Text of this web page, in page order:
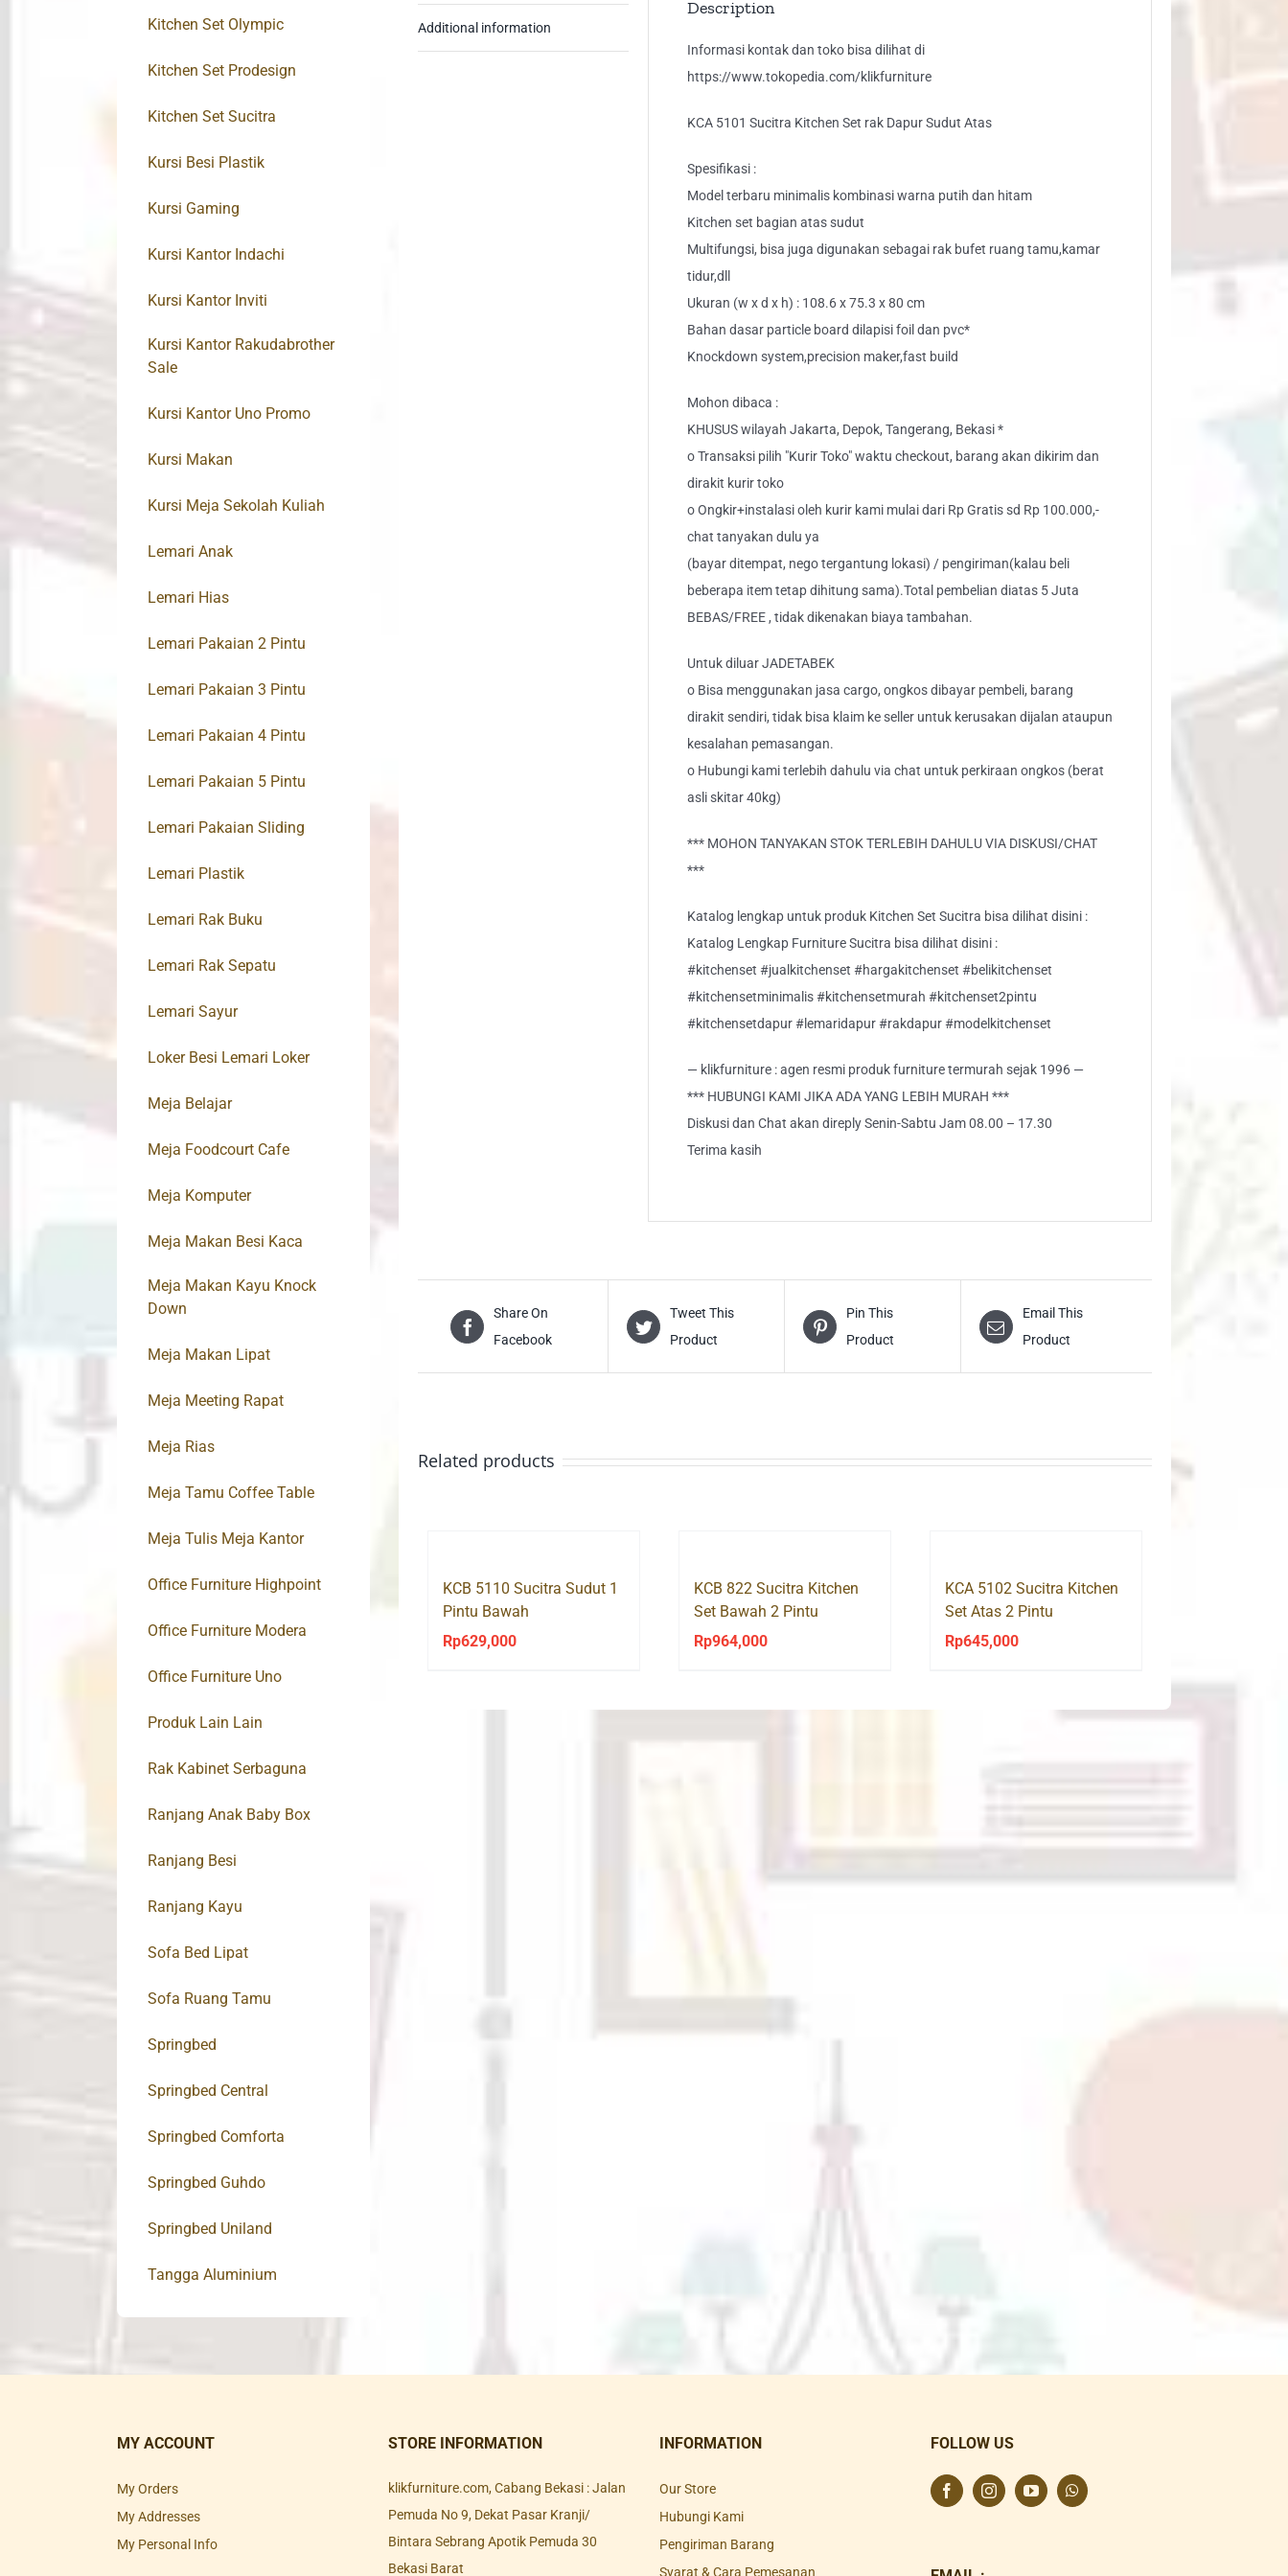
Additional information
Description
Informasi kontak dan toko bisa dilihat di
https://www.tokopedia.com/klikfurniture
KCA 5101 Sucitra Kitchen Set rak Dapur Sudut Atas
Spesifikasi :
Model terbaru minimalis kombinasi warna putih dan hitam
Kitchen set bagian atas sudut
Multifungsi, bisa juga digunakan sebagai rak bufet ruang tamu,kamar
tidur,dll
Ukuran (w x d x h) : 108.6 x 75.3 x 80 cm
Bahan dasar particle board dilapisi foil dan pvc*
Knockdown system,precision maker,fast build
Mohon dibaca :
KHUSUS wilayah Jakarta, Depok, Tangerang, Bekasi *
o Transaksi pilih "Kurir Toko" waktu checkout, barang akan dikirim dan
dirakit kurir toko
o Ongkir+instalasi oleh kurir kami mulai dari Rp Gratis sd Rp 100.000,-
chat tanyakan dulu ya
(bayar ditempat, nego tergantung lokasi) / pengiriman(kalau beli
beberapa item tetap dihitung sama).Total pembelian diatas 5 Juta
BEBAS/FREE , tidak dikenakan biaya tambahan.
Untuk diluar JADETABEK
o Bisa menggunakan jasa cargo, ongkos dibayar pembeli, barang
dirakit sendiri, tidak bisa klaim ke seller untuk kerusakan dijalan ataupun
kesalahan pemasangan.
o Hubungi kami terlebih dahulu via chat untuk perkiraan ongkos (berat
asli skitar 40kg)
*** MOHON TANYAKAN STOK TERLEBIH DAHULU VIA DISKUSI/CHAT
***
Katalog lengkap untuk produk Kitchen Set Sucitra bisa dilihat disini :
Katalog Lengkap Furniture Sucitra bisa dilihat disini :
#kitchenset #jualkitchenset #hargakitchenset #belikitchenset
#kitchensetminimalis #kitchensetmurah #kitchenset2pintu
#kitchensetdapur #lemaridapur #rakdapur #modelkitchenset
— klikfurniture : agen resmi produk furniture termurah sejak 1996 —
*** HUBUNGI KAMI JIKA ADA YANG LEBIH MURAH ***
Diskusi dan Chat akan direply Senin-Sabtu Jam 08.00 – 17.30
Terima kasih
Share On
Facebook
Tweet This
Product
Pin This
Product
Email This
Product
Related products
KCB 5110 Sucitra Sudut 1
Pintu Bawah
Rp629,000
KCB 822 Sucitra Kitchen
Set Bawah 2 Pintu
Rp964,000
KCA 5102 Sucitra Kitchen
Set Atas 2 Pintu
Rp645,000
Kitchen Set Olympic
Kitchen Set Prodesign
Kitchen Set Sucitra
Kursi Besi Plastik
Kursi Gaming
Kursi Kantor Indachi
Kursi Kantor Inviti
Kursi Kantor Rakudabrother
Sale
Kursi Kantor Uno Promo
Kursi Makan
Kursi Meja Sekolah Kuliah
Lemari Anak
Lemari Hias
Lemari Pakaian 2 Pintu
Lemari Pakaian 3 Pintu
Lemari Pakaian 4 Pintu
Lemari Pakaian 5 Pintu
Lemari Pakaian Sliding
Lemari Plastik
Lemari Rak Buku
Lemari Rak Sepatu
Lemari Sayur
Loker Besi Lemari Loker
Meja Belajar
Meja Foodcourt Cafe
Meja Komputer
Meja Makan Besi Kaca
Meja Makan Kayu Knock
Down
Meja Makan Lipat
Meja Meeting Rapat
Meja Rias
Meja Tamu Coffee Table
Meja Tulis Meja Kantor
Office Furniture Highpoint
Office Furniture Modera
Office Furniture Uno
Produk Lain Lain
Rak Kabinet Serbaguna
Ranjang Anak Baby Box
Ranjang Besi
Ranjang Kayu
Sofa Bed Lipat
Sofa Ruang Tamu
Springbed
Springbed Central
Springbed Comforta
Springbed Guhdo
Springbed Uniland
Tangga Aluminium
MY ACCOUNT
My Orders
My Addresses
My Personal Info
STORE INFORMATION
klikfurniture.com, Cabang Bekasi : Jalan
Pemuda No 9, Dekat Pasar Kranji/
Bintara Sebrang Apotik Pemuda 30
Bekasi Barat
INFORMATION
Our Store
Hubungi Kami
Pengiriman Barang
Syarat & Cara Pemesanan
FOLLOW US